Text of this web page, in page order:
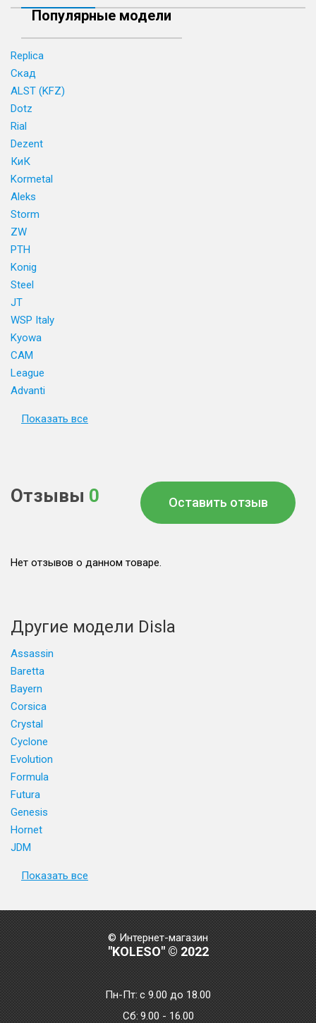
Популярные модели
Replica
Скад
ALST (KFZ)
Dotz
Rial
Dezent
КиК
Kormetal
Aleks
Storm
ZW
PTH
Konig
Steel
JT
WSP Italy
Kyowa
CAM
League
Advanti
Показать все
Отзывы 0 Оставить отзыв
Нет отзывов о данном товаре.
Другие модели Disla
Assassin
Baretta
Bayern
Corsica
Crystal
Cyclone
Evolution
Formula
Futura
Genesis
Hornet
JDM
Показать все
© Интернет-магазин
"KOLESO" © 2022
Пн-Пт:с 9.00 до 18.00
Сб: 9.00 - 16.00